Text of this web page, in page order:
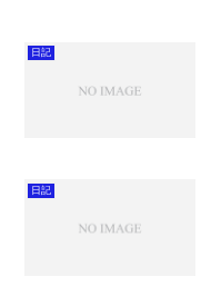
日記
日記